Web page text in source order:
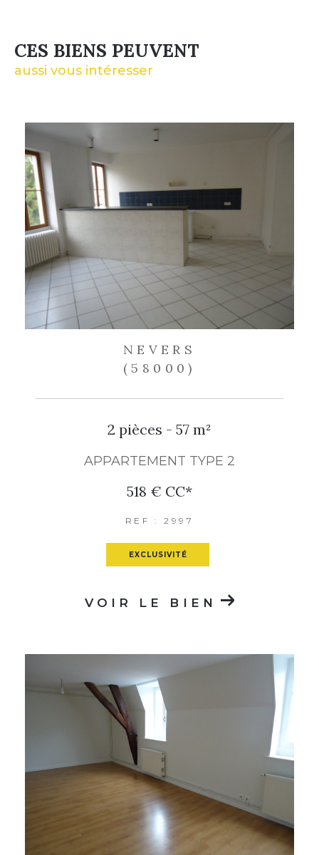
CES BIENS PEUVENT
aussi vous intéresser
NEVERS
(58000)
2 pièces - 57 m²
APPARTEMENT TYPE 2
518 € CC*
REF : 2997
EXCLUSIVITÉ
VOIR LE BIEN